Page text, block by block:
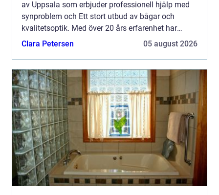
av Uppsala som erbjuder professionell hjälp med
synproblem och Ett stort utbud av bågar och
kvalitetsoptik. Med över 20 års erfarenhet har
Rediviva Optik etablerat sig...
Clara Petersen 05 august 2026